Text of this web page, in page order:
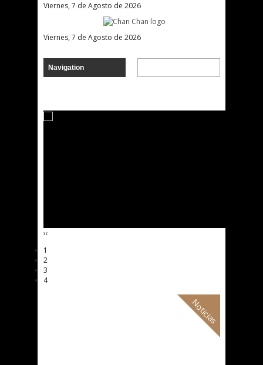
Viernes, 7 de Agosto de 2026
Viernes, 7 de Agosto de 2026
›‹
1
2
3
4
Noticias